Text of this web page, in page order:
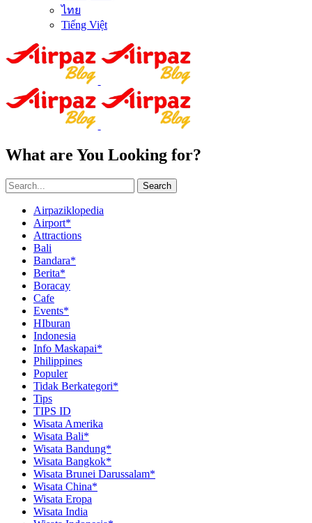
ไทย
Tiếng Việt
What are You Looking for?
Search
Airpaziklopedia
Airport*
Attractions
Bali
Bandara*
Berita*
Boracay
Cafe
Events*
HIburan
Indonesia
Info Maskapai*
Philippines
Populer
Tidak Berkategori*
Tips
TIPS ID
Wisata Amerika
Wisata Bali*
Wisata Bandung*
Wisata Bangkok*
Wisata Brunei Darussalam*
Wisata China*
Wisata Eropa
Wisata India